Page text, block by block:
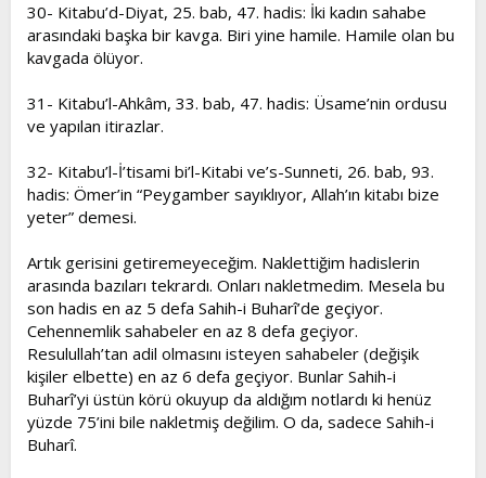
30- Kitabu’d-Diyat, 25. bab, 47. hadis: İki kadın sahabe
arasındaki başka bir kavga. Biri yine hamile. Hamile olan bu
kavgada ölüyor.
31- Kitabu’l-Ahkâm, 33. bab, 47. hadis: Üsame’nin ordusu
ve yapılan itirazlar.
32- Kitabu’l-İ’tisami bi’l-Kitabi ve’s-Sunneti, 26. bab, 93.
hadis: Ömer’in “Peygamber sayıklıyor, Allah’ın kitabı bize
yeter” demesi.
Artık gerisini getiremeyeceğim. Naklettiğim hadislerin
arasında bazıları tekrardı. Onları nakletmedim. Mesela bu
son hadis en az 5 defa Sahih-i Buharî’de geçiyor.
Cehennemlik sahabeler en az 8 defa geçiyor.
Resulullah’tan adil olmasını isteyen sahabeler (değişik
kişiler elbette) en az 6 defa geçiyor. Bunlar Sahih-i
Buharî’yi üstün körü okuyup da aldığım notlardı ki henüz
yüzde 75’ini bile nakletmiş değilim. O da, sadece Sahih-i
Buharî.